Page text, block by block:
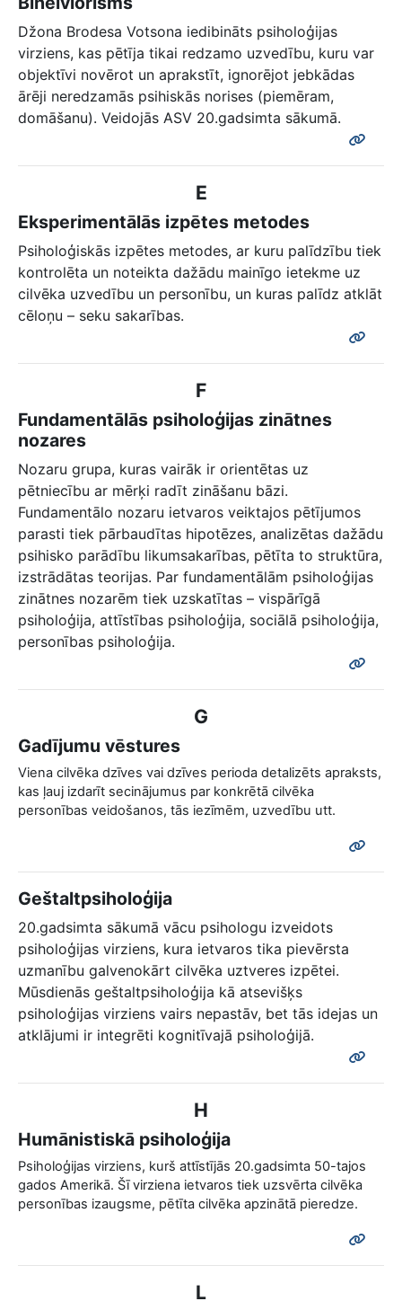
Džona Brodesa Votsona iedibināts psiholoģijas
virziens, kas pētīja tikai redzamo uzvedību, kuru var
objektīvi novērot un aprakstīt, ignorējot jebkādas
ārēji neredzamās psihiskās norises (piemēram,
domāšanu). Veidojās ASV 20.gadsimta sākumā.
E
Eksperimentālās izpētes metodes
Psiholoģiskās izpētes metodes, ar kuru palīdzību tiek
kontrolēta un noteikta dažādu mainīgo ietekme uz
cilvēka uzvedību un personību, un kuras palīdz atklāt
cēloņu – seku sakarības.
F
Fundamentālās psiholoģijas zinātnes
nozares
Nozaru grupa, kuras vairāk ir orientētas uz
pētniecību ar mērķi radīt zināšanu bāzi.
Fundamentālo nozaru ietvaros veiktajos pētījumos
parasti tiek pārbaudītas hipotēzes, analizētas dažādu
psihisko parādību likumsakarības, pētīta to struktūra,
izstrādātas teorijas. Par fundamentālām psiholoģijas
zinātnes nozarēm tiek uzskatītas – vispārīgā
psiholoģija, attīstības psiholoģija, sociālā psiholoģija,
personības psiholoģija.
G
Gadījumu vēstures
Viena cilvēka dzīves vai dzīves perioda detalizēts apraksts,
kas ļauj izdarīt secinājumus par konkrētā cilvēka
personības veidošanos, tās iezīmēm, uzvedību utt.
Geštaltpsiholoģija
20.gadsimta sākumā vācu psihologu izveidots
psiholoģijas virziens, kura ietvaros tika pievērsta
uzmanību galvenokārt cilvēka uztveres izpētei.
Mūsdienās geštaltpsiholoģija kā atsevišķs
psiholoģijas virziens vairs nepastāv, bet tās idejas un
atklājumi ir integrēti kognitīvajā psiholoģijā.
H
Humānistiskā psiholoģija
Psiholoģijas virziens, kurš attīstījās 20.gadsimta 50-tajos
gados Amerikā. Šī virziena ietvaros tiek uzsvērta cilvēka
personības izaugsme, pētīta cilvēka apzinātā pieredze.
L